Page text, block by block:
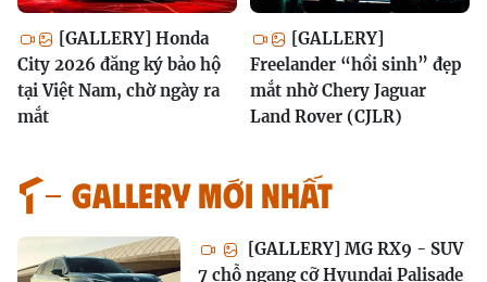
[GALLERY] Honda
City 2026 đăng ký bảo hộ
tại Việt Nam, chờ ngày ra
mắt
[GALLERY]
Freelander “hồi sinh” đẹp
mắt nhờ Chery Jaguar
Land Rover (CJLR)
GALLERY MỚI NHẤT
[GALLERY] MG RX9 - SUV
7 chỗ ngang cỡ Hyundai Palisade